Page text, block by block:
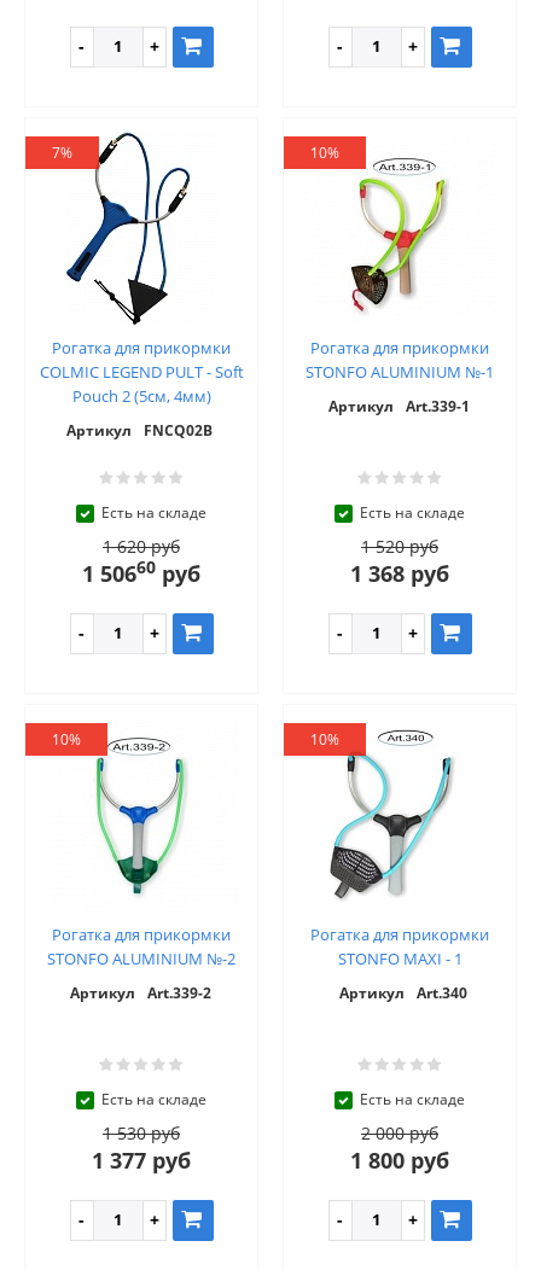
7%
Рогатка для прикормки
COLMIC LEGEND PULT - Soft
Pouch 2 (5см, 4мм)
Артикул FNCQ02B
Есть на складе
1 620 руб
1 50660 руб
10%
Рогатка для прикормки
STONFO ALUMINIUM №-1
Артикул Art.339-1
Есть на складе
1 520 руб
1 368 руб
10%
Рогатка для прикормки
STONFO ALUMINIUM №-2
Артикул Art.339-2
Есть на складе
1 530 руб
1 377 руб
10%
Рогатка для прикормки
STONFO MAXI - 1
Артикул Art.340
Есть на складе
2 000 руб
1 800 руб